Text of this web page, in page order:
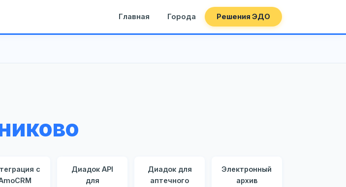
Главная Города Решения ЭДО
с
Диадок API
для
Диадок для
аптечного
Электронный
архив